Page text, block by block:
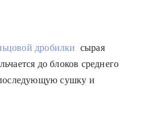
дробилки сырая
до блоков среднего
сушку и